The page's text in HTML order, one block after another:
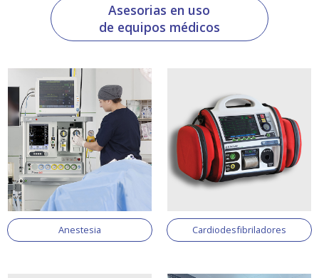
Asesorias en uso
de equipos médicos
Anestesia Cardiodesfibriladores